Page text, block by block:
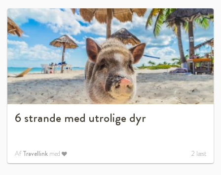
6 strande med utrolige dyr
AfTravellink med 2 læst